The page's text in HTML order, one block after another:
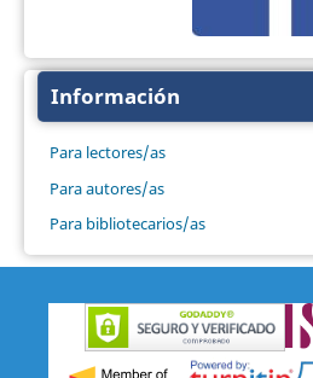
Información
Para lectores/as
Para autores/as
Para bibliotecarios/as